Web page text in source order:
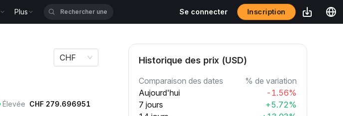
Plus Se connecter Inscription
CHF
Élevée CHF 279.696951
Historique des prix (USD)
Comparaison des dates
% de variation
Aujourd'hui
-1.56%
7 jours
+5.72%